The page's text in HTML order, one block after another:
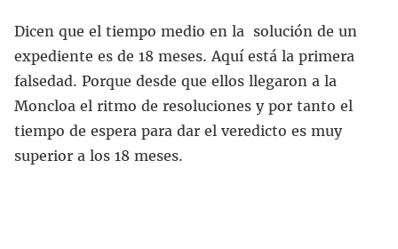
Dicen que el tiempo medio en la solución de un
expediente es de 18 meses. Aquí está la primera
falsedad. Porque desde que ellos llegaron a la
Moncloa el ritmo de resoluciones y por tanto el
tiempo de espera para dar el veredicto es muy
superior a los 18 meses.